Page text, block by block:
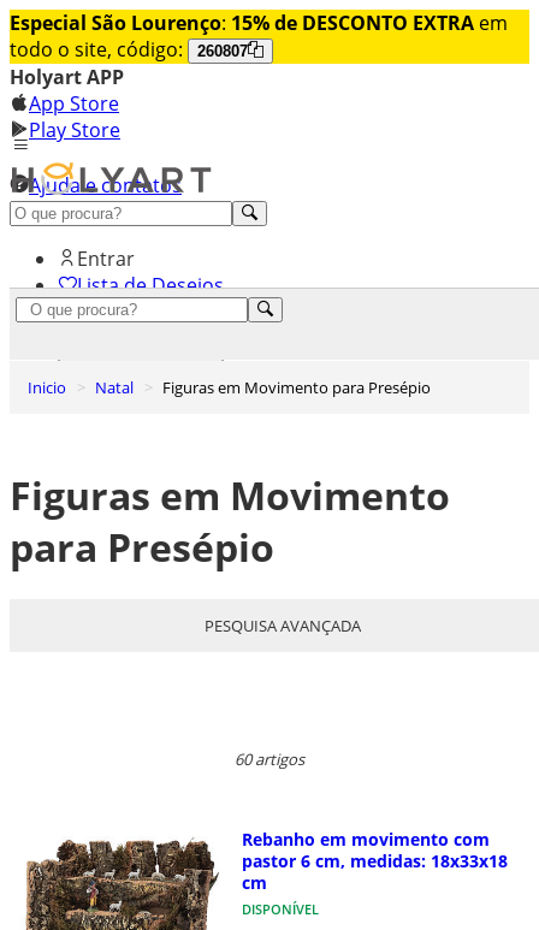
Especial São Lourenço: 15% de DESCONTO EXTRA em
todo o site, código:
260807
Holyart APP
App Store
Play Store
Ajuda e contatos
Conheça premium
Entrar
Lista de Desejos
Inicio Natal Figuras em Movimento para Presépio
Figuras em Movimento
para Presépio
PESQUISA AVANÇADA
60 artigos
Rebanho em movimento com
pastor 6 cm, medidas: 18x33x18
cm
DISPONÍVEL